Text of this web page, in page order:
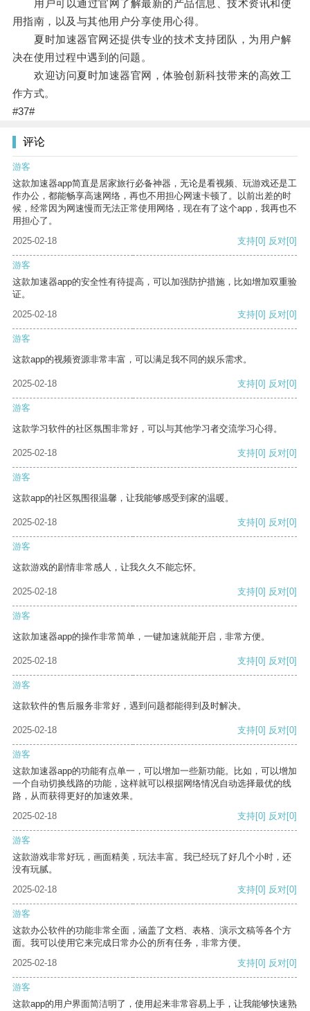
用户可以通过官网了解最新的产品信息、技术资讯和使
用指南，以及与其他用户分享使用心得。
夏时加速器官网还提供专业的技术支持团队，为用户解
决在使用过程中遇到的问题。
欢迎访问夏时加速器官网，体验创新科技带来的高效工
作方式。
#37#
评论
游客
这款加速器app简直是居家旅行必备神器，无论是看视频、玩游戏还是工
作办公，都能畅享高速网络，再也不用担心网速卡顿了。以前出差的时
候，经常因为网速慢而无法正常使用网络，现在有了这个app，我再也不
用担心了。
2025-02-18
支持[0] 反对[0]
游客
这款加速器app的安全性有待提高，可以加强防护措施，比如增加双重验
证。
2025-02-18
支持[0] 反对[0]
游客
这款app的视频资源非常丰富，可以满足我不同的娱乐需求。
2025-02-18 支持[0] 反对[0]
游客
这款学习软件的社区氛围非常好，可以与其他学习者交流学习心得。
2025-02-18 支持[0] 反对[0]
游客
这款app的社区氛围很温馨，让我能够感受到家的温暖。
2025-02-18 支持[0] 反对[0]
游客
这款游戏的剧情非常感人，让我久久不能忘怀。
2025-02-18 支持[0] 反对[0]
游客
这款加速器app的操作非常简单，一键加速就能开启，非常方便。
2025-02-18 支持[0] 反对[0]
游客
这款软件的售后服务非常好，遇到问题都能得到及时解决。
2025-02-18 支持[0] 反对[0]
游客
这款加速器app的功能有点单一，可以增加一些新功能。比如，可以增加
一个自动切换线路的功能，这样就可以根据网络情况自动选择最优的线
路，从而获得更好的加速效果。
2025-02-18
支持[0] 反对[0]
游客
这款游戏非常好玩，画面精美，玩法丰富。我已经玩了好几个小时，还
没有玩腻。
2025-02-18
支持[0] 反对[0]
游客
这款办公软件的功能非常全面，涵盖了文档、表格、演示文稿等各个方
面。我可以使用它来完成日常办公的所有任务，非常方便。
2025-02-18
支持[0] 反对[0]
游客
这款app的用户界面简洁明了，使用起来非常容易上手，让我能够快速熟